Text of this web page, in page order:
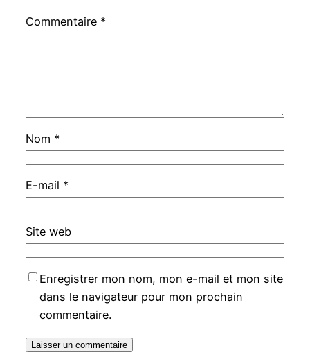
Commentaire *
Nom *
E-mail *
Site web
Enregistrer mon nom, mon e-mail et mon site
dans le navigateur pour mon prochain
commentaire.